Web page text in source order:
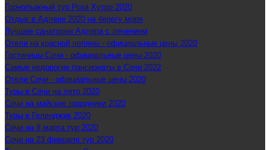
Горнолыжный тур Роза Хутор 2020
Отдых в Адлере 2020 на берегу моря
Лучшие санатории Адлера с лечением
Отели на красной поляны - официальные цены 2020
Гостиницы Сочи - официальные цены 2020
Самые недорогие пансионаты в Сочи 2022
Отели Сочи - официальные цены 2020
Туры в Сочи на лето 2020
Сочи на майские праздники 2020
Туры в Геленджик 2020
Сочи на 8 марта тур 2020
Сочи на 23 февраля тур 2020